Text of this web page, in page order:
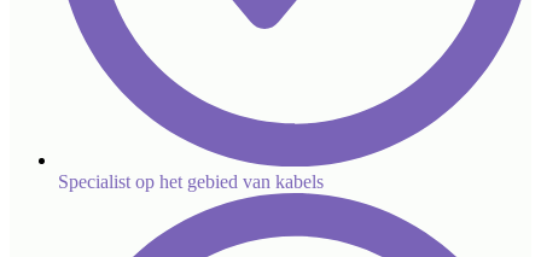
Specialist op het gebied van kabels